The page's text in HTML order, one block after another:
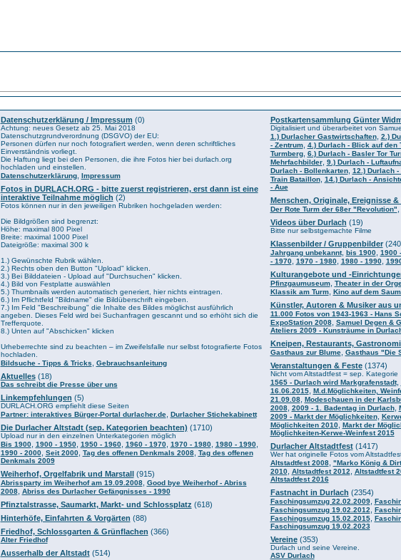
Datenschutzerklärung / Impressum (0)
Achtung: neues Gesetz ab 25. Mai 2018
Datenschutzgrundverordnung (DSGVO) der EU:
Personen dürfen nur noch fotografiert werden, wenn deren schriftliches
Einverständnis vorliegt.
Die Haftung liegt bei den Personen, die ihre Fotos hier bei durlach.org
hochladen und einstellen.
Datenschutzerklärung, Impressum
Fotos in DURLACH.ORG - bitte zuerst registrieren, erst dann ist eine
interaktive Teilnahme möglich (2)
Fotos können nur in den jeweiligen Rubriken hochgeladen werden:
Die Bildgrößen sind begrenzt:
Höhe: maximal 800 Pixel
Breite: maximal 1000 Pixel
Dateigröße: maximal 300 k
1.) Gewünschte Rubrik wählen.
2.) Rechts oben den Button "Upload" klicken.
3.) Bei Bilddateien - Upload auf "Durchsuchen" klicken.
4.) Bild von Festplatte auswählen
5.) Thumbnails werden automatisch generiert, hier nichts eintragen.
6.) Im Pflichtfeld "Bildname" die Bildüberschrift eingeben.
7.) Im Feld "Beschreibung" die Inhalte des Bildes möglichst ausführlich
angeben. Dieses Feld wird bei Suchanfragen gescannt und so erhöht sich die
Trefferquote.
8.) Unten auf "Abschicken" klicken
Urheberrechte sind zu beachten – im Zweifelsfalle nur selbst fotografierte Fotos
hochladen.
Bildsuche - Tipps & Tricks
Gebrauchsanleitung
Aktuelles(18)
Das schreibt die Presse über uns
Linkempfehlungen (5)
DURLACH.ORG empfiehlt diese Seiten
Partner: interaktives Bürger-Portal durlacher.de, Durlacher Stichekabinett
Die Durlacher Altstadt (sep. Kategorien beachten) (1710)
Upload nur in den einzelnen Unterkategorien möglich
Bis 1900, 1900 - 1950, 1950 - 1960, 1960 - 1970, 1970 - 1980, 1980 - 1990,
1990 - 2000, Seit 2000, Tag des offenen Denkmals 2008, Tag des offenen
Denkmals 2009
Weiherhof, Orgelfabrik und Marstall(915)
Abrissparty im Weiherhof am 19.09.2008, Good bye Weiherhof - Abriss
2008, Abriss des Durlacher Gefängnisses - 1990
Pfinztalstrasse, Saumarkt, Markt- und Schlossplatz (618)
Hinterhöfe, Einfahrten & Vorgärten (88)
Friedhof, Schlossgarten & Grünflachen (366)
Alter Friedhof
Ausserhalb der Altstadt(514)
Postkartensammlung Günter
Digitalisiert und überarbeitet von
1.) Durlacher Gastwirtschaften, 2.)
- Zentrum, 4.) Durlach - Blick auf den
Turmberg, 6.) Durlach - Basler Tor
Mehrfachbilder, 9.) Durlach -
Durlach - Bollenkarten, 12.) Durlach -
Train Bataillon, 14.) Durlach -
- Aue
Menschen, Originale, Ereignisse &
Der Rote Turm der 68er "Revolution"
Videos über Durlach (19)
Bitte nur selbstgemachte Filme
Klassenbilder / Gruppenbilder
Jahrgang unbekannt, bis 1900, 1900
- 1970, 1970 - 1980, 1980 - 1990,
Kulturangebote und -
Pfinzgaumuseum, Theater in der
Klassik am Turm, Kino auf dem
Künstler, Autoren & Musiker aus
11.000 Fotos von 1943-1963 - Hans
ExpoStation 2008, Samuel Degen &
Ateliers 2009 - Kunsträume in
Kneipen, Restaurants,
Gasthaus zur Blume, Gasthaus "Die
Veranstaltungen & Feste(1374)
Nicht vom Altstadtfest = sep. Kategorie
1565 - Durlach wird Markgrafenstadt,
16.06.2015, M.d.Möglichkeiten,
21.09.08, Modeschauen in der
2008, 2009 - 1. Badentag in Durlach,
2009 - Markt der Möglichkeiten,
Möglichkeiten 2010, Markt der
Möglichkeiten-Kerwe-Weinfest 2015
Durlacher Altstadtfest(1417)
Wer hat originelle Fotos vom
Altstadtfest 2008, "Marko König &
2010, Altstadtfest 2012 Altstadtfest
Altstadtfest 2016
Fastnacht in Durlach (2354)
Faschingsumzug 22.02.2009,
Faschingsumzug 19.02.2012
Faschingsumzug 15.02.2015,
Faschingsumzug 19.02.2023
Vereine(353)
Durlach und seine Vereine.
ASV Durlach